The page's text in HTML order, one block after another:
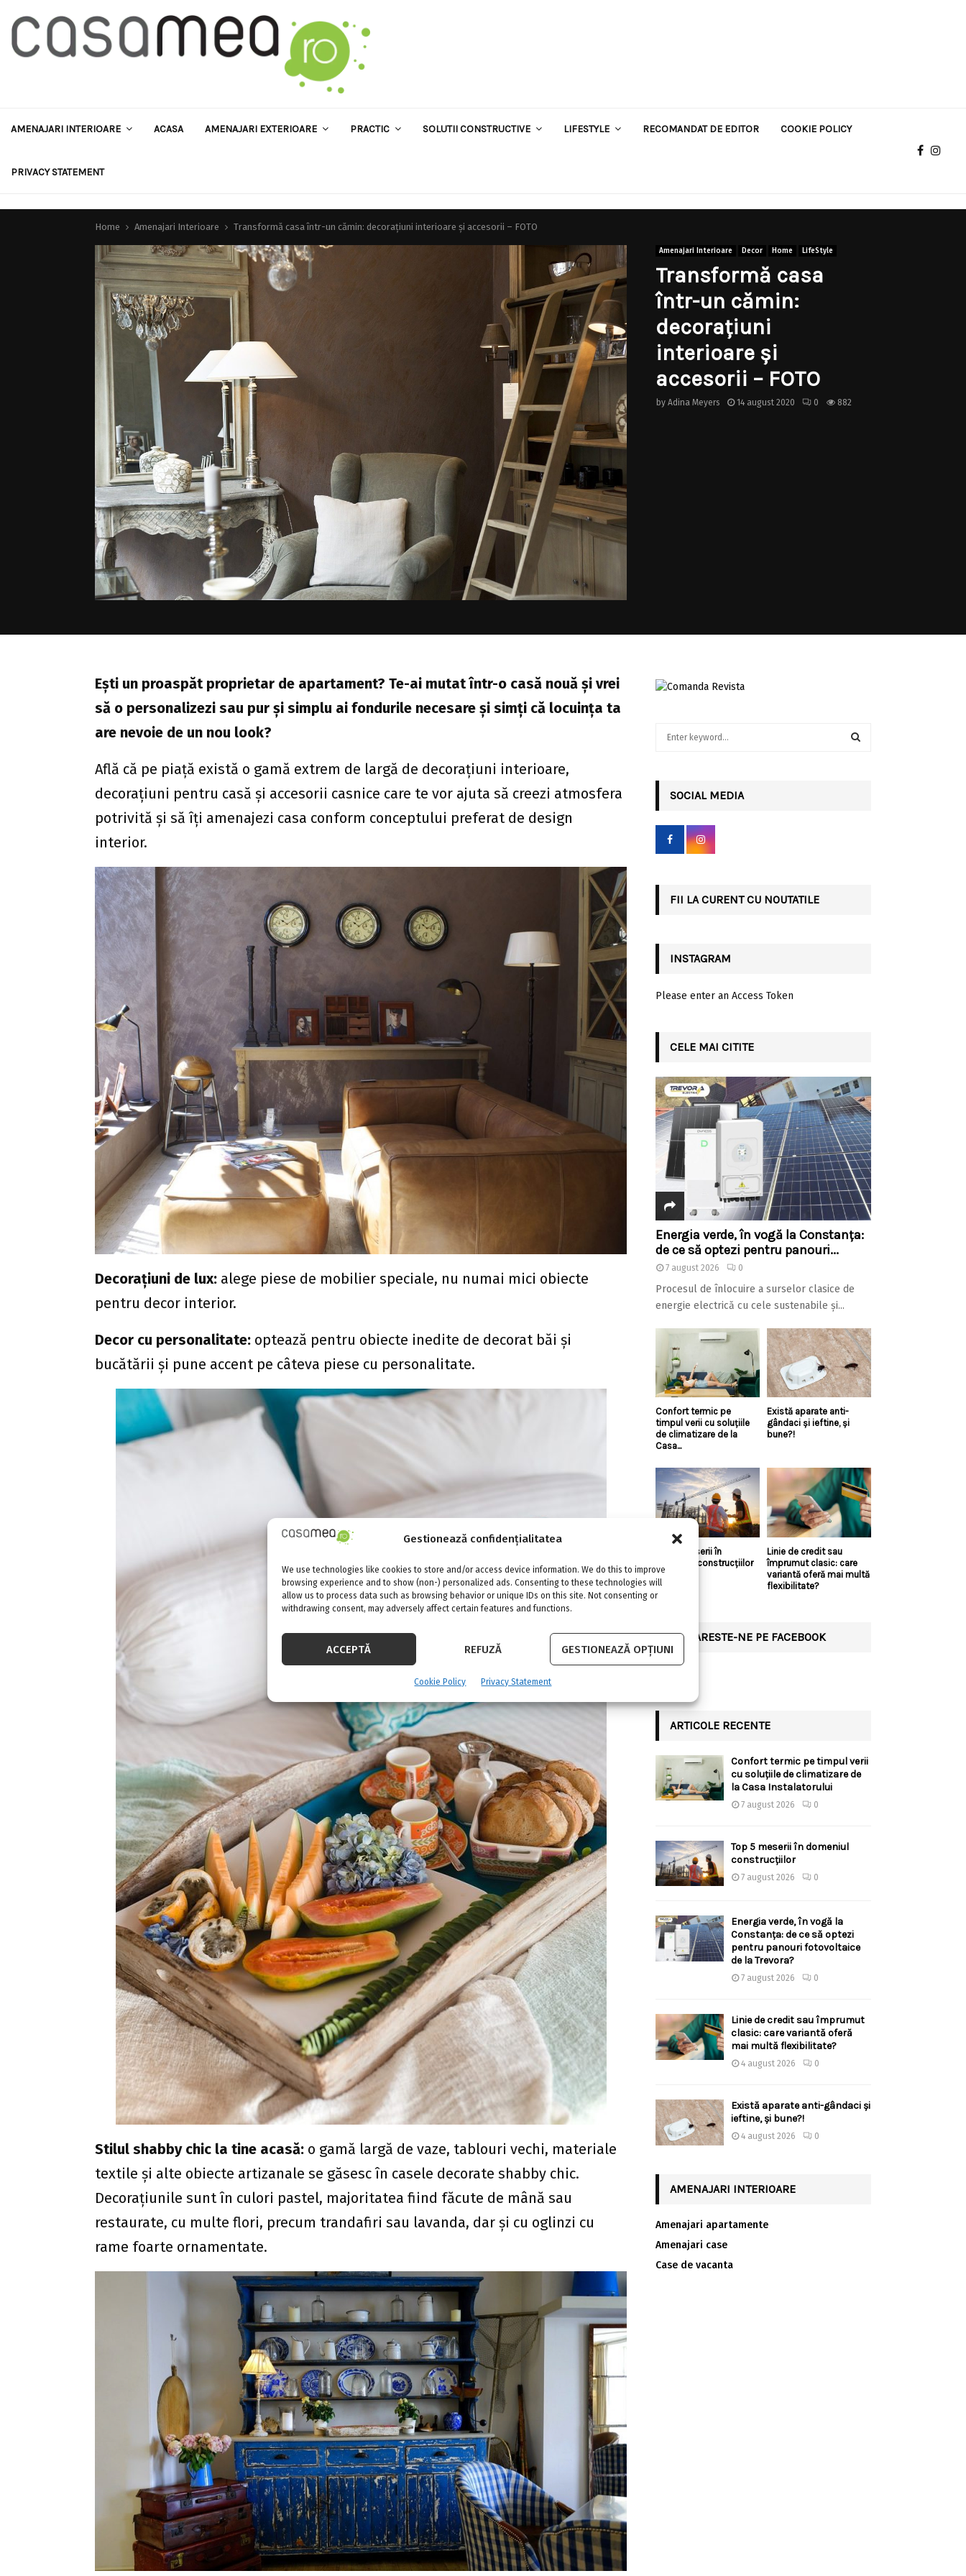
Gestionează confidențialitatea
We use technologies like cookies to store and/or access device information. We do this to improve
browsing experience and to show (non-) personalized ads. Consenting to these technologies will
allow us to process data such as browsing behavior or unique IDs on this site. Not consenting or
withdrawing consent, may adversely affect certain features and functions.
ACCEPTĂ REFUZĂ GESTIONEAZĂ OPȚIUNI
Cookie Policy Privacy Statement
AMENAJARI INTERIOARE ACASA AMENAJARI EXTERIOARE PRACTIC SOLUTII CONSTRUCTIVE LIFESTYLE RECOMANDAT DE EDITOR COOKIE POLICY
PRIVACY STATEMENT
Home Amenajari Interioare Transformă casa într-un cămin: decorațiuni interioare și accesorii – FOTO
Amenajari Interioare Decor Home LifeStyle
Transformă casa
într-un cămin:
decorațiuni
interioare și
accesorii – FOTO
by Adina Meyers 14 august 2020 0 882
Eşti un proaspăt proprietar de apartament? Te-ai mutat într-o casă nouă şi vrei
să o personalizezi sau pur şi simplu ai fondurile necesare şi simţi că locuinţa ta
are nevoie de un nou look?
Află că pe piață există o gamă extrem de largă de decorațiuni interioare,
decorațiuni pentru casă şi accesorii casnice care te vor ajuta să creezi atmosfera
potrivită și să îți amenajezi casa conform conceptului preferat de design
interior.
Decorațiuni de lux: alege piese de mobilier speciale, nu numai mici obiecte
pentru decor interior.
Decor cu personalitate: optează pentru obiecte inedite de decorat băi şi
bucătării și pune accent pe câteva piese cu personalitate.
Stilul shabby chic la tine acasă: o gamă largă de vaze, tablouri vechi, materiale
textile și alte obiecte artizanale se găsesc în casele decorate shabby chic.
Decorațiunile sunt în culori pastel, majoritatea fiind făcute de mână sau
restaurate, cu multe flori, precum trandafiri sau lavanda, dar și cu oglinzi cu
rame foarte ornamentate.
r
SOCIAL MEDIA
FII LA CURENT CU NOUTATILE
INSTAGRAM
Please enter an Access Token
CELE MAI CITITE
Energia verde, în vogă la Constanța:
de ce să optezi pentru panouri...
7 august 2026 0
Procesul de înlocuire a surselor clasice de
energie electrică cu cele sustenabile și...
Confort termic pe
timpul verii cu soluțiile
de climatizare de la
Casa...
Există aparate anti-
gândaci și ieftine, și
bune?!
Top 5 meserii în
domeniul construcțiilor
Linie de credit sau
împrumut clasic: care
variantă oferă mai multă
flexibilitate?
URMARESTE-NE PE FACEBOOK
ARTICOLE RECENTE
Confort termic pe timpul verii
cu soluțiile de climatizare de
la Casa Instalatorului
7 august 2026 0
Top 5 meserii în domeniul
construcțiilor
7 august 2026 0
Energia verde, în vogă la
Constanța: de ce să optezi
pentru panouri fotovoltaice
de la Trevora?
7 august 2026 0
Linie de credit sau împrumut
clasic: care variantă oferă
mai multă flexibilitate?
4 august 2026 0
Există aparate anti-gândaci și
ieftine, și bune?!
4 august 2026 0
AMENAJARI INTERIOARE
Amenajari apartamente
Amenajari case
Case de vacanta